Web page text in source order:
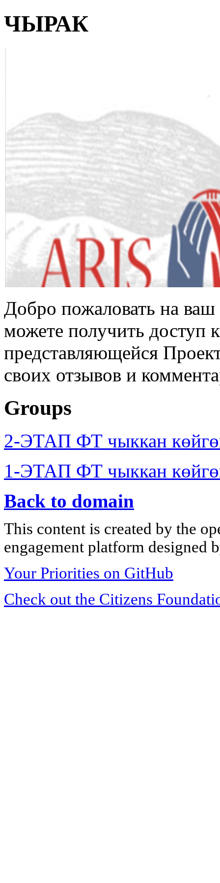
ЧЫРАК
Добро пожаловать на
можете получить доступ
представляющейся
своих отзывов и
Groups
2-ЭТАП ФТ чыккан
1-ЭТАП ФТ чыккан
Back to domain
This content is created by the
engagement platform designed
Your Priorities on GitHub
Check out the Citizens